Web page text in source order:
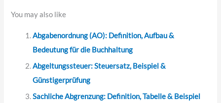
You may also like
Abgabenordnung (AO): Definition, Aufbau &
Bedeutung für die Buchhaltung
Abgeltungssteuer: Steuersatz, Beispiel &
Günstigerprüfung
Sachliche Abgrenzung: Definition, Tabelle & Beispiel